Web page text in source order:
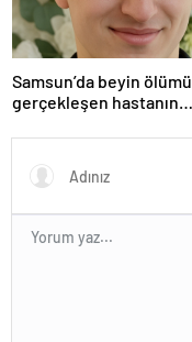
Samsun’da beyin ölümü
gerçekleşen hastanın